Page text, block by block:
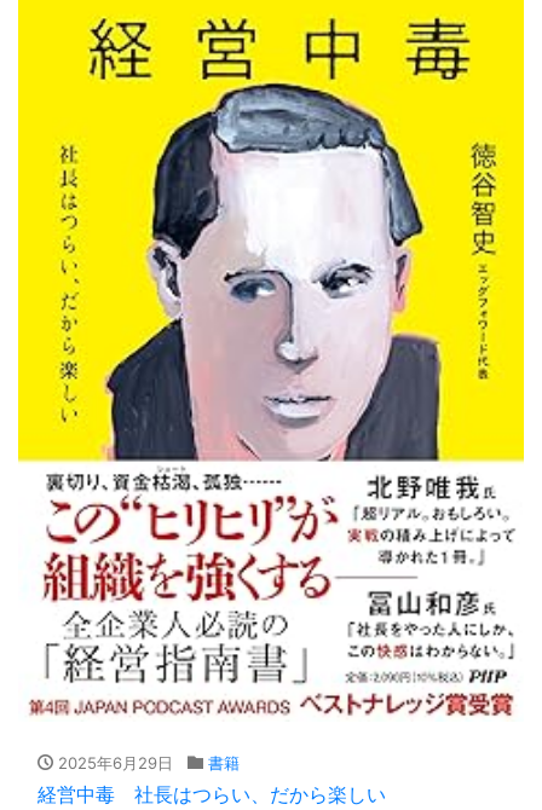
2025年6月29日 書籍
経営中毒 社長はつらい、だから楽しい